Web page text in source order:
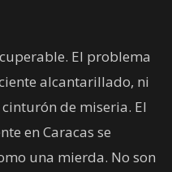
El problema
alcantarillado, ni
de miseria. El
en Caracas se
una mierda. No son